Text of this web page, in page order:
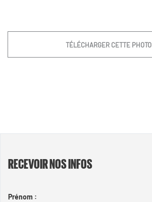
TÉLÉCHARGER CETTE PHOTO
RECEVOIR NOS INFOS
Prénom :